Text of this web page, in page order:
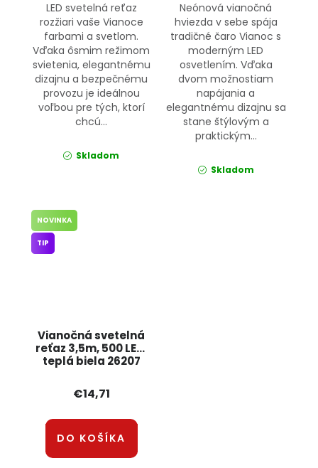
LED svetelná reťaz
rozžiari vaše Vianoce
farbami a svetlom.
Vďaka ôsmim režimom
svietenia, elegantnému
dizajnu a bezpečnému
provozu je ideálnou
voľbou pre tých, ktorí
chcú...
Skladom
Neónová vianočná
hviezda v sebe spája
tradičné čaro Vianoc s
moderným LED
osvetlením. Vďaka
dvom možnostiam
napájania a
elegantnému dizajnu sa
stane štýlovým a
praktickým...
Skladom
Vianočná svetelná
reťaz 3,5m, 500 LED,
teplá biela 26207
NOVINKA
TIP
€14,71
DO KOŠÍKA